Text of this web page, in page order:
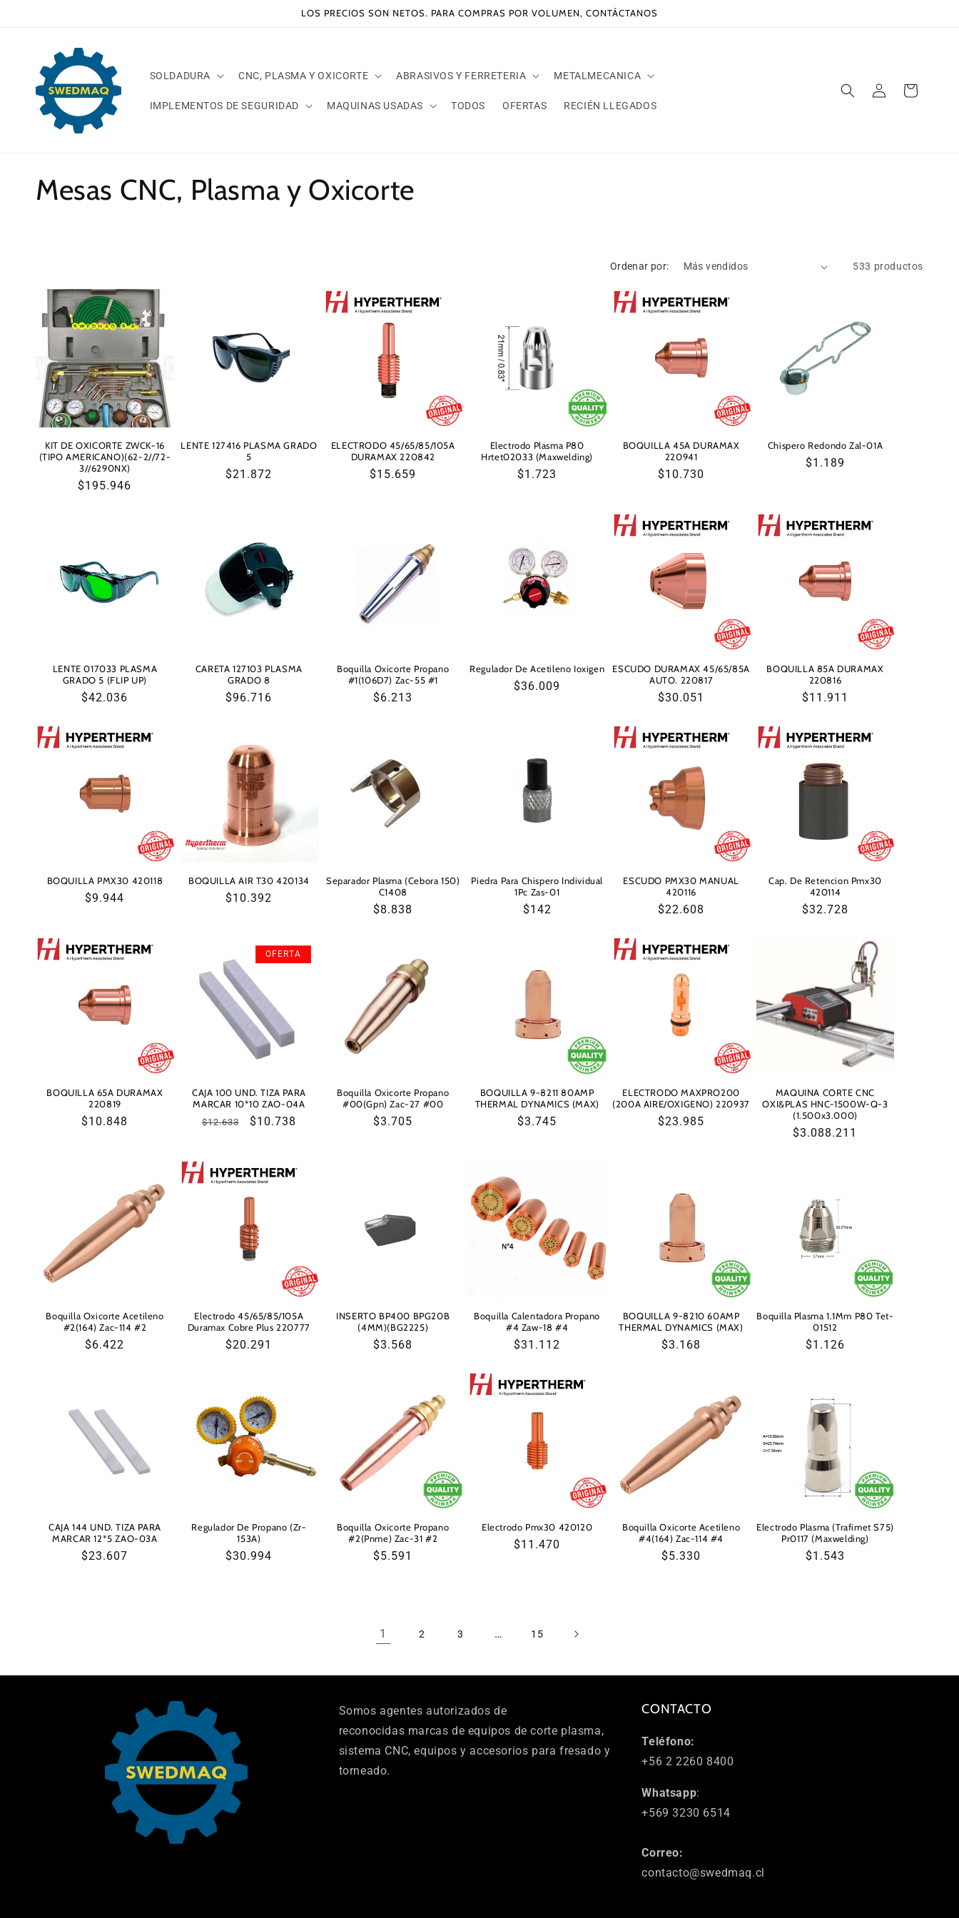
LOS PRECIOS SON NETOS. PARA COMPRAS POR VOLUMEN, CONTÁCTANOS
SOLDADURA CNC, PLASMA Y OXICORTE ABRASIVOS Y FERRETERIA METALMECANICA
IMPLEMENTOS DE SEGURIDAD MAQUINAS USADAS TODOS OFERTAS RECIÉN LLEGADOS
sesión
Carrito
C
e
c
c
i
ó
Mesas CNC, Plasma y Oxicorte
Ordenar por: 533 productos
KIT DE OXICORTE ZWCK-16
(TIPO AMERICANO)(62-2//72-
3//6290NX)
Precio
$195.946
LENTE 127416 PLASMA GRADO
5
Precio
$21.872
ELECTRODO 45/65/85/105A
DURAMAX 220842
Precio
$15.659
Electrodo Plasma P80
Hrtet02033 (Maxwelding)
Precio
$1.723
BOQUILLA 45A DURAMAX
220941
Precio
$10.730
Chispero Redondo Zal-01A
Precio
$1.189
LENTE 017033 PLASMA
GRADO 5 (FLIP UP)
Precio
$42.036
CARETA 127103 PLASMA
GRADO 8
Precio
$96.716
Boquilla Oxicorte Propano
#1(106D7) Zac-55 #1
Precio
$6.213
Regulador De Acetileno Ioxigen
Precio
$36.009
ESCUDO DURAMAX 45/65/85A
AUTO. 220817
Precio
$30.051
BOQUILLA 85A DURAMAX
220816
Precio
$11.911
BOQUILLA PMX30 420118
Precio
$9.944
BOQUILLA AIR T30 420134
Precio
$10.392
Separador Plasma (Cebora 150)
C1408
Precio
$8.838
Piedra Para Chispero Individual
1Pc Zas-01
Precio
$142
ESCUDO PMX30 MANUAL
420116
Precio
$22.608
Cap. De Retencion Pmx30
420114
Precio
$32.728
BOQUILLA 65A DURAMAX
220819
Precio
$10.848
OFERTA
CAJA 100 UND. TIZA PARA
MARCAR 10*10 ZAO-04A
Precio
$12.633
Precio
$10.738
Boquilla Oxicorte Propano
#00(Gpn) Zac-27 #00
Precio
$3.705
BOQUILLA 9-8211 80AMP
THERMAL DYNAMICS (MAX)
Precio
$3.745
ELECTRODO MAXPRO200
(200A AIRE/OXIGENO) 220937
Precio
$23.985
MAQUINA CORTE CNC
OXI&PLAS HNC-1500W-Q-3
(1.500x3.000)
Precio
$3.088.211
Boquilla Oxicorte Acetileno
#2(164) Zac-114 #2
Precio
$6.422
Electrodo 45/65/85/105A
Duramax Cobre Plus 220777
Precio
$20.291
INSERTO BP400 BPG20B
(4MM)(BG2225)
Precio
$3.568
Boquilla Calentadora Propano
#4 Zaw-18 #4
Precio
$31.112
BOQUILLA 9-8210 60AMP
THERMAL DYNAMICS (MAX)
Precio
$3.168
Boquilla Plasma 1.1Mm P80 Tet-
01512
Precio
$1.126
CAJA 144 UND. TIZA PARA
MARCAR 12*5 ZAO-03A
Precio
$23.607
Regulador De Propano (Zr-
153A)
Precio
$30.994
Boquilla Oxicorte Propano
#2(Pnme) Zac-31 #2
Precio
$5.591
Electrodo Pmx30 420120
Precio
$11.470
Boquilla Oxicorte Acetileno
#4(164) Zac-114 #4
Precio
$5.330
Electrodo Plasma (Trafimet S75)
Pr0117 (Maxwelding)
Precio
$1.543
1 2 3 … 15
Somos agentes autorizados de
reconocidas marcas de equipos de corte plasma,
sistema CNC, equipos y accesorios para fresado y
torneado.
CONTACTO
Teléfono:
+56 2 2260 8400
Whatsapp:
+569 3230 6514
Correo:
contacto@swedmaq.cl